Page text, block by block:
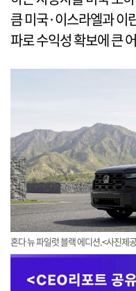
큼 미국·이스라엘과 이
파로 수익성 확보에 큰
혼다 뉴 파일럿 블랙 에디션.<사진제